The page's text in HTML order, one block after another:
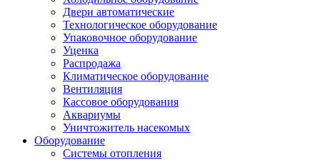
Двери автоматические
Технологическое оборудование
Упаковочное оборудование
Уценка
Распродажа
Климатическое оборудование
Вентиляция
Кассовое оборудования
Аквариумы
Уничтожитель насекомых
Оборудование
Системы отопления